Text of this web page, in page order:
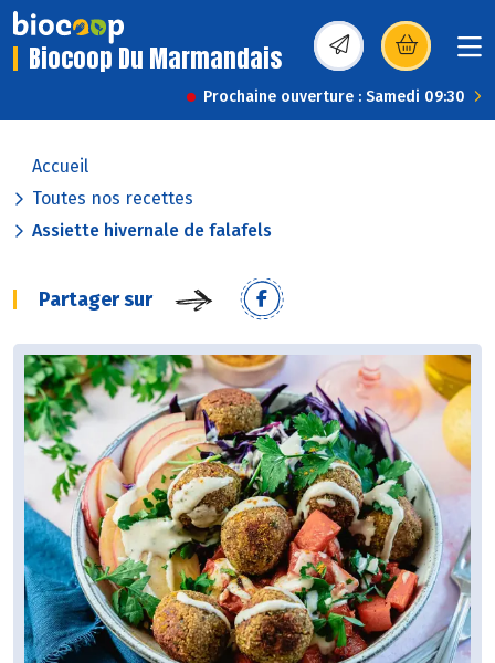
Biocoop Du Marmandais (s’ouvre dans une
Prochaine ouverture : Samedi 09:30
Accueil
Toutes nos recettes
Assiette hivernale de falafels
Partager sur